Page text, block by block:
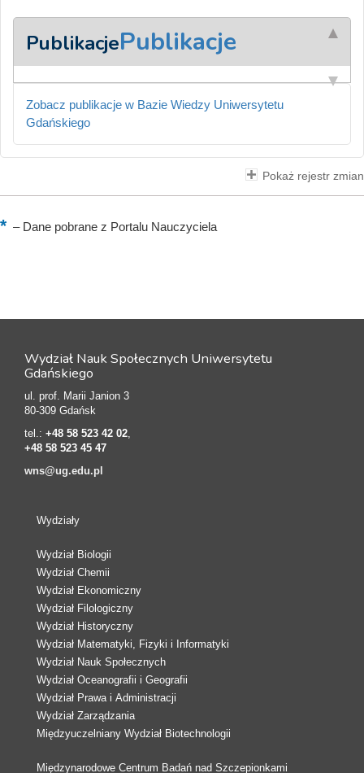
PublikacjePublikacje
Zobacz publikacje w Bazie Wiedzy Uniwersytetu
Gdańskiego
Pokaż rejestr zmian
–Dane pobrane z Portalu Nauczyciela
Wydział Nauk Społecznych Uniwersytetu
Gdańskiego
ul. prof. Marii Janion 3
80-309 Gdańsk
tel.: +48 58 523 42 02
+48 58 523 45 47
wns@ug.edu.pl
Wydziały
Wydział Biologii
Wydział Chemii
Wydział Ekonomiczny
Wydział Filologiczny
Wydział Historyczny
Wydział Matematyki, Fizyki i Informatyki
Wydział Nauk Społecznych
Wydział Oceanografii i Geografii
Wydział Prawa i Administracji
Wydział Zarządzania
Międzyuczelniany Wydział Biotechnologii
Międzynarodowe Centrum Badań nad Szczepionkami